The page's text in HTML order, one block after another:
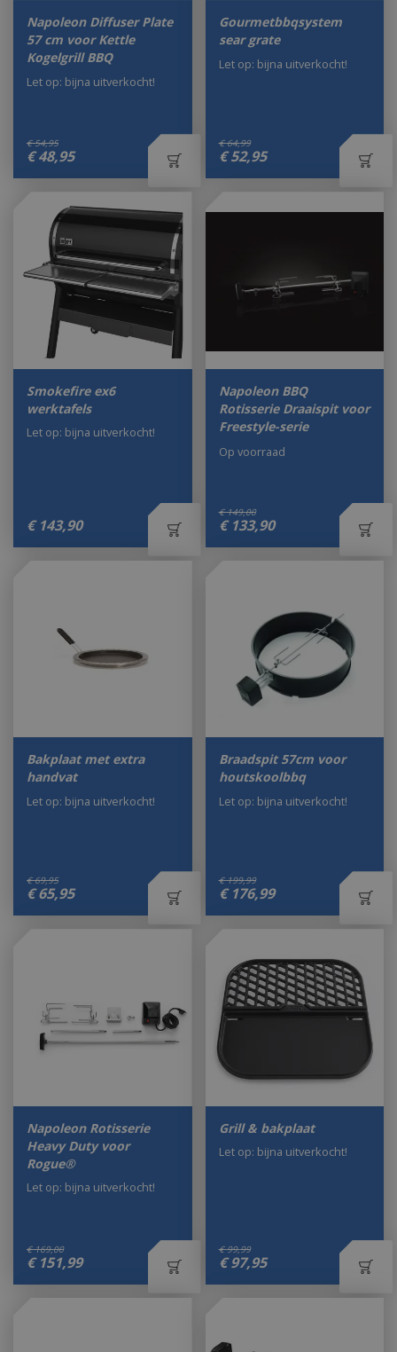
Napoleon Diffuser Plate
57 cm voor Kettle
Kogelgrill BBQ
€ 54,95
€ 48,95
Let op: bijna uitverkocht!
Gourmetbbqsystem
sear grate
€ 64,99
€ 52,95
Let op: bijna uitverkocht!
Smokefire ex6
werktafels
€ 143,90
Let op: bijna uitverkocht!
Napoleon BBQ
Rotisserie Draaispit voor
Freestyle-serie
€ 149,00
€ 133,90
Op voorraad
Bakplaat met extra
handvat
€ 69,95
€ 65,95
Let op: bijna uitverkocht!
Braadspit 57cm voor
houtskoolbbq
€ 199,99
€ 176,99
Let op: bijna uitverkocht!
Napoleon Rotisserie
Heavy Duty voor
Rogue®
€ 169,00
€ 151,99
Let op: bijna uitverkocht!
Grill & bakplaat
€ 99,99
€ 97,95
Let op: bijna uitverkocht!